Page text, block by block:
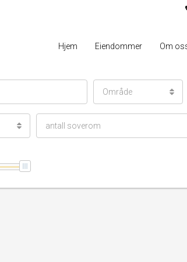
Hjem Eiendommer Om
Område
antall soverom